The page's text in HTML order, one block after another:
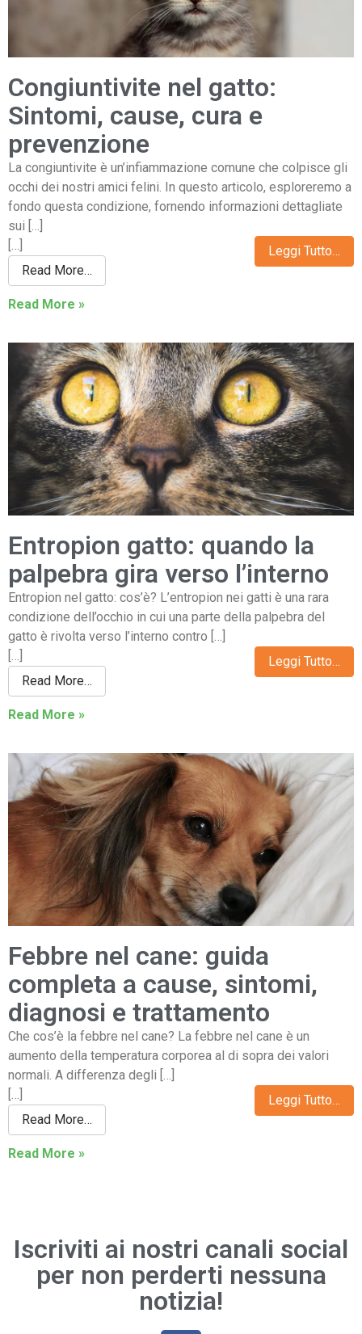
Congiuntivite nel gatto:
Sintomi, cause, cura e
prevenzione
La congiuntivite è un’infiammazione comune che colpisce gli
occhi dei nostri amici felini. In questo articolo, esploreremo a
fondo questa condizione, fornendo informazioni dettagliate
sui […]
Leggi Tutto…
[…]
Read More…
Read More »
Entropion gatto: quando la
palpebra gira verso l’interno
Entropion nel gatto: cos’è? L’entropion nei gatti è una rara
condizione dell’occhio in cui una parte della palpebra del
gatto è rivolta verso l’interno contro […]
Leggi Tutto…
[…]
Read More…
Read More »
Febbre nel cane: guida
completa a cause, sintomi,
diagnosi e trattamento
Che cos’è la febbre nel cane? La febbre nel cane è un
aumento della temperatura corporea al di sopra dei valori
normali. A differenza degli […]
Leggi Tutto…
[…]
Read More…
Read More »
Iscriviti ai nostri canali social
per non perderti nessuna
notizia!